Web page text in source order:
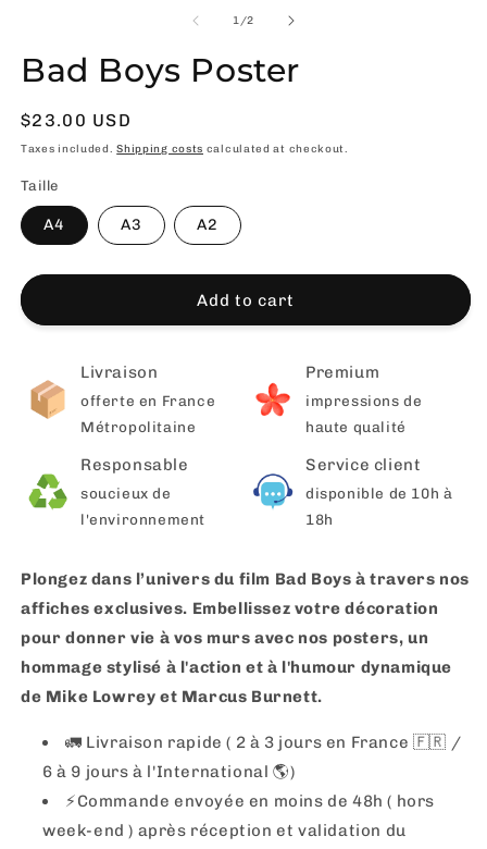
1/of
2
Bad Boys Poster
Usual
price
$23.00 USD
Taxes included.Shipping costs calculated at checkout.
Taille
A4 A3 A2
Add to cart
Livraison
offerte en France
Métropolitaine
Premium
impressions de
haute qualité
Responsable
soucieux de
l'environnement
Service client
disponible de 10h à
18h
Plongez dans l’univers du film Bad Boys à travers nos
affiches exclusives. Embellissez votre décoration
pour donner vie à vos murs avec nos posters, un
hommage stylisé à l'action et à l'humour dynamique
de Mike Lowrey et Marcus Burnett.
🚛 Livraison rapide ( 2 à 3 jours en France 🇫🇷 /
6 à 9 jours à l'International 🌎)
⚡️Commande envoyée en moins de 48h ( hors
week-end ) après réception et validation du